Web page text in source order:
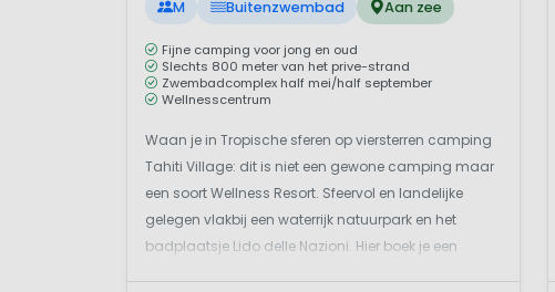
M Buitenzwembad Aan zee
Fijne camping voor jong en oud
Slechts 800 meter van het prive-strand
Zwembadcomplex half mei/half september
Wellnesscentrum
Waan je in Tropische sferen op viersterren camping
Tahiti Village: dit is niet een gewone camping maar
een soort Wellness Resort. Sfeervol en landelijke
gelegen vlakbij een waterrijk natuurpark en het
badplaatsje Lido delle Nazioni. Hier boek je een